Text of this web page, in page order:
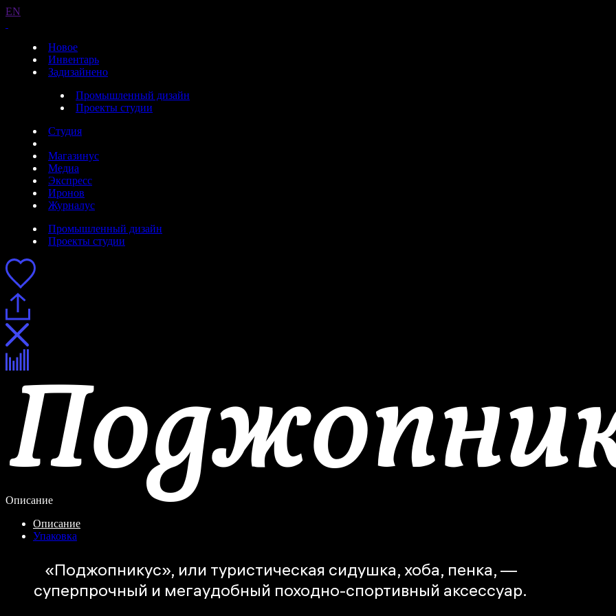
EN
Новое
Инвентарь
Задизайнено
Промышленный дизайн
Проекты студии
Студия
Магазинус
Медиа
Экспресс
Иронов
Журналус
Промышленный дизайн
Проекты студии
Описание
Описание
Упаковка
«Поджопникус», или туристическая сидушка, хоба, пенка, —
суперпрочный и мегаудобный походно-спортивный аксессуар.